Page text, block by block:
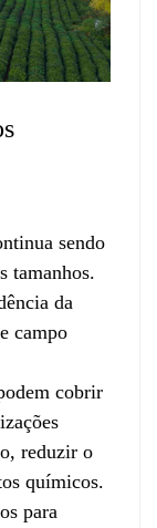
sendo
tamanhos.
da
campo
cobrir
reduzir o
químicos.
para